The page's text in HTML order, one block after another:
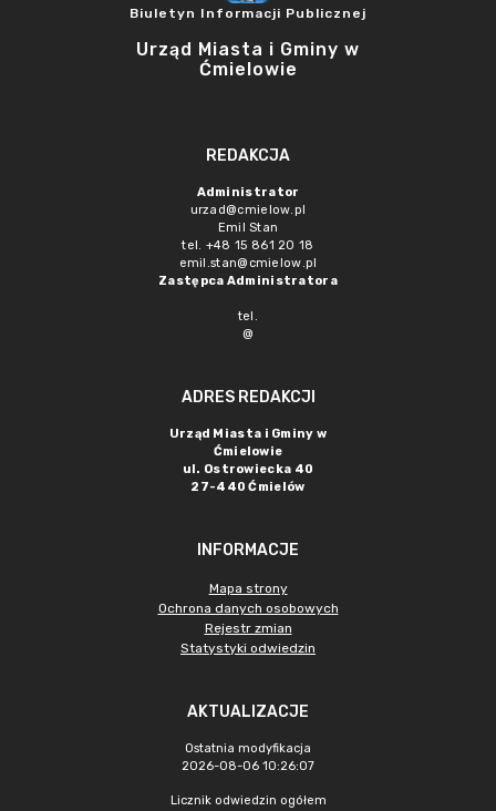
Biuletyn Informacji Publicznej
Urząd Miasta i Gminy w
Ćmielowie
REDAKCJA
Administrator
urzad@cmielow.pl
Emil Stan
tel. +48 15 861 20 18
emil.stan@cmielow.pl
Zastępca Administratora
tel.
@
ADRES REDAKCJI
Urząd Miasta i Gminy w
Ćmielowie
ul. Ostrowiecka 40
27-440 Ćmielów
INFORMACJE
Mapa strony
Ochrona danych osobowych
Rejestr zmian
Statystyki odwiedzin
AKTUALIZACJE
Ostatnia modyfikacja
2026-08-06 10:26:07
Licznik odwiedzin ogółem